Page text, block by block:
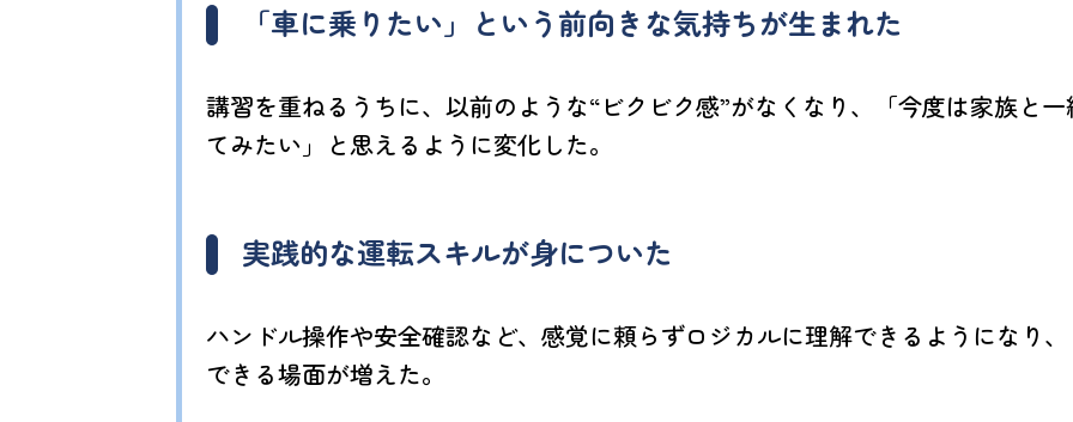
「車に乗りたい」という前向きな気持ちが生まれた
講習を重ねるうちに、以前のような“ビクビク感”がなくなり、「今度は家族と
てみたい」と思えるように変化した。
実践的な運転スキルが身についた
ハンドル操作や安全確認など、感覚に頼らずロジカルに理解できるようになり
できる場面が増えた。